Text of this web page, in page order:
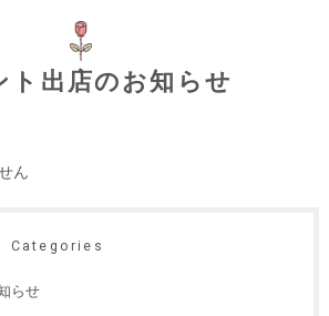
ト出店のお知らせ
ん
Categories
らせ